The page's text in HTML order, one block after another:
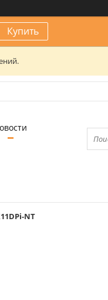
Купить
NT